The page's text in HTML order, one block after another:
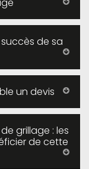
de sa
un devis
grillage : les
de cette